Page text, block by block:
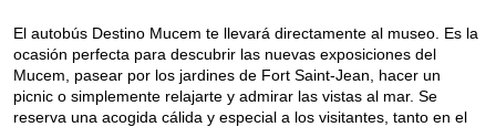
El autobús Destino Mucem te llevará directamente al museo. Es la
ocasión perfecta para descubrir las nuevas exposiciones del
Mucem, pasear por los jardines de Fort Saint-Jean, hacer un
picnic o simplemente relajarte y admirar las vistas al mar. Se
reserva una acogida cálida y especial a los visitantes, tanto en el